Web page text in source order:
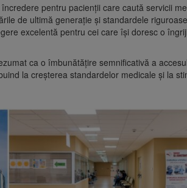
pentru pacienții care caută servicii
de ultimă generație și standardele
excelentă pentru cei care își doresc o
ca o îmbunătățire semnificativă a
la creșterea standardelor medicale și la